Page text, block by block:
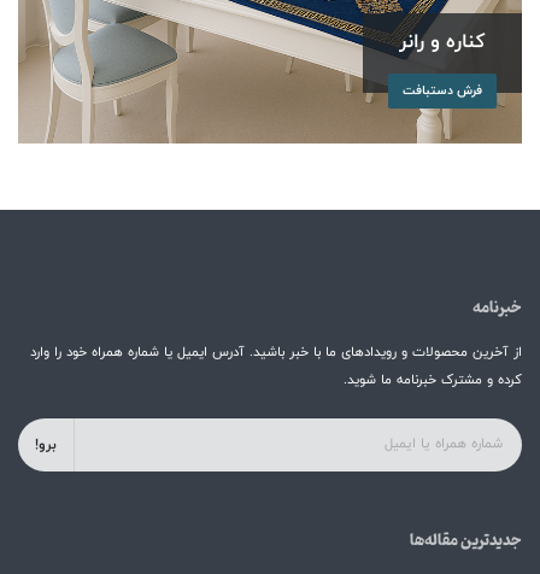
کناره و رانر
فرش دستبافت
خبرنامه
از آخرین محصولات و رویدادهای ما با خبر باشید. آدرس ایمیل یا شماره همراه خود را وارد
کرده و مشترک خبرنامه ما شوید.
برو!
جدیدترین مقاله‌ها